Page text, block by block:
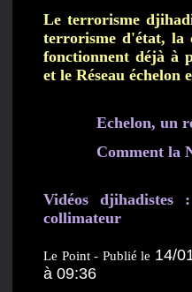
Le terrorisme
terrorisme d'état, la
fonctionnent déjà à
et le Réseau échelon
Echelon, un
Comment la
Vidéos djihadistes
collimateur
Le Point - Publié le 14/
à 09:36